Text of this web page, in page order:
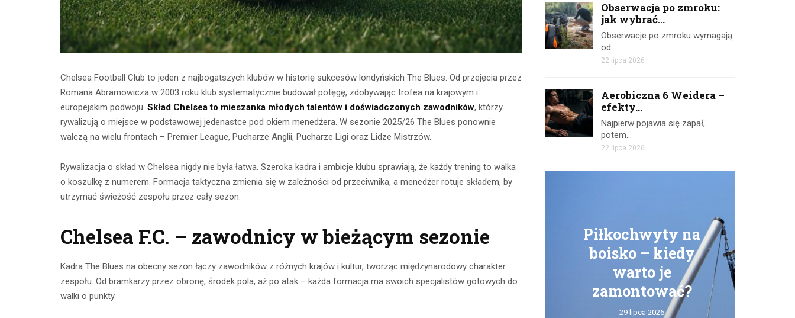
Chelsea Football Club to jeden z najbogatszych klubów w historię sukcesów londyńskich The Blues. Od przejęcia przez
Romana Abramowicza w 2003 roku klub systematycznie budował potęgę, zdobywając trofea na krajowym i
europejskim podwoju. Skład Chelsea to mieszanka młodych talentów i doświadczonych zawodników, którzy
rywalizują o miejsce w podstawowej jedenastce pod okiem menedżera. W sezonie 2025/26 The Blues ponownie
walczą na wielu frontach – Premier League, Pucharze Anglii, Pucharze Ligi oraz Lidze Mistrzów.
Rywalizacja o skład w Chelsea nigdy nie była łatwa. Szeroka kadra i ambicje klubu sprawiają, że każdy trening to walka
o koszulkę z numerem. Formacja taktyczna zmienia się w zależności od przeciwnika, a menedżer rotuje składem, by
utrzymać świeżość zespołu przez cały sezon.
Chelsea F.C. – zawodnicy w bieżącym sezonie
Kadra The Blues na obecny sezon łączy zawodników z różnych krajów i kultur, tworząc międzynarodowy charakter
zespołu. Od bramkarzy przez obronę, środek pola, aż po atak – każda formacja ma swoich specjalistów gotowych do
walki o punkty.
Obserwacja po zmroku:
jak wybrać...
Obserwacje po zmroku wymagają
od…
22 lipca 2026
Aerobiczna 6 Weidera –
efekty...
Najpierw pojawia się zapał,
potem…
22 lipca 2026
Ćwiczenia z
skuteczny
trening w domu
Ćwiczenia na
mięśnie głębokie
brzucha – jak je
poprawnie
Obserwacja po
wybrać idealną
lornetkę w teren?
Piłkochwyty na
boisko – kiedy
warto je
zamontować?
29 lipca 2026